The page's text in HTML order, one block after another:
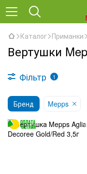
Каталог Приманки
Вертушки
Фільтр 1
Бренд Mepps